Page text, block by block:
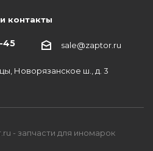
контакты
45 sale@zaptor.ru
Новорязанское ш., д. 3
- запчасти для иномарок